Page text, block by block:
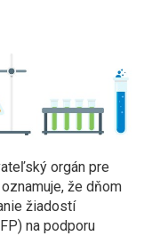
orgán pre
že dňom
žiadostí
na podporu